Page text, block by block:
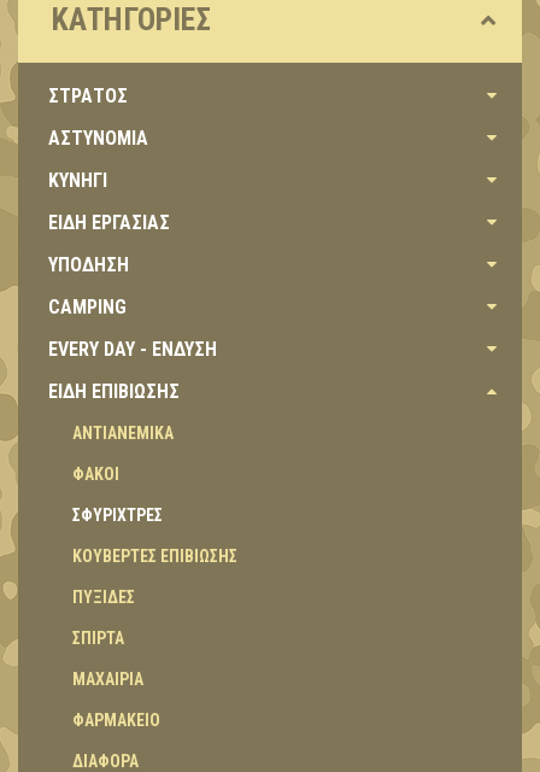
ΚΑΤΗΓΟΡΊΕΣ
ΣΤΡΑΤΟΣ
ΑΣΤΥΝΟΜΙΑ
ΚΥΝΗΓΙ
ΕΙΔΗ ΕΡΓΑΣΙΑΣ
ΥΠΟΔΗΣΗ
CAMPING
EVERY DAY - ΕΝΔΥΣΗ
ΕΙΔΗ ΕΠΙΒΙΩΣΗΣ
ΑΝΤΙΑΝΕΜΙΚΑ
ΦΑΚΟΙ
ΣΦΥΡΙΧΤΡΕΣ
ΚΟΥΒΕΡΤΕΣ ΕΠΙΒΙΩΣΗΣ
ΠΥΞΙΔΕΣ
ΣΠΙΡΤΑ
ΜΑΧΑΙΡΙΑ
ΦΑΡΜΑΚΕΙΟ
ΔΙΑΦΟΡΑ